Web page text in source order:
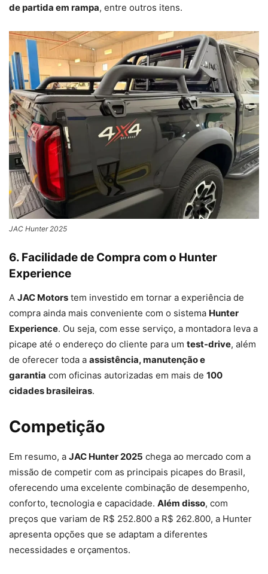
de partida em rampa, entre outros itens.
JAC Hunter 2025
6. Facilidade de Compra com o Hunter
Experience
A JAC Motors tem investido em tornar a experiência de
compra ainda mais conveniente com o sistema Hunter
Experience. Ou seja, com esse serviço, a montadora leva a
picape até o endereço do cliente para um test-drive, além
de oferecer toda a assistência, manutenção e
garantia com oficinas autorizadas em mais de 100
cidades brasileiras.
Competição
Em resumo, a JAC Hunter 2025 chega ao mercado com a
missão de competir com as principais picapes do Brasil,
oferecendo uma excelente combinação de desempenho,
conforto, tecnologia e capacidade. Além disso, com
preços que variam de R$ 252.800 a R$ 262.800, a Hunter
apresenta opções que se adaptam a diferentes
necessidades e orçamentos.